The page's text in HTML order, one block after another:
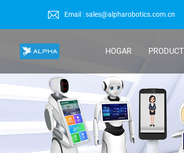
Email : sales@alpharobotics.com.cn
HOGAR